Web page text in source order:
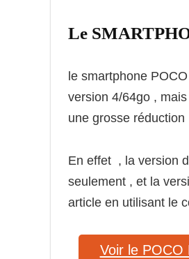
Le
le smartphone
version 4/64go ,
une grosse réduction
En effet , la version
seulement , et la
article en utilisant le
Voir le POCO